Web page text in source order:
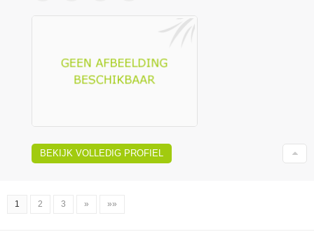
BEKIJK VOLLEDIG PROFIEL
1 2 3 » »»